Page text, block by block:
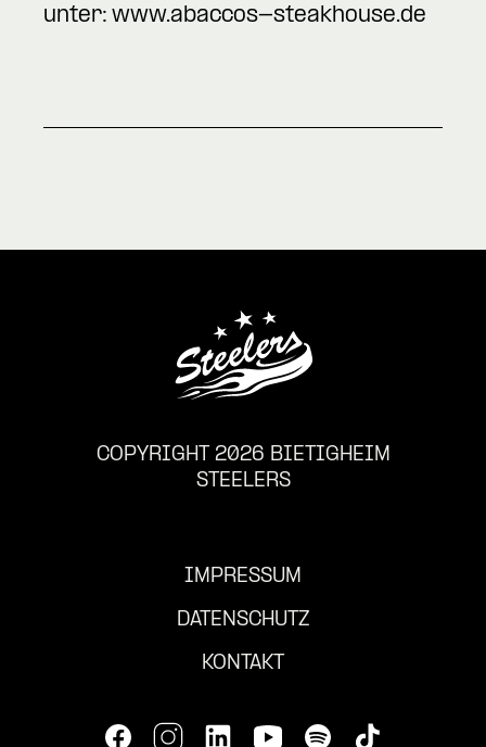
unter: www.abaccos-steakhouse.de
COPYRIGHT 2026 BIETIGHEIM
STEELERS
IMPRESSUM
DATENSCHUTZ
KONTAKT